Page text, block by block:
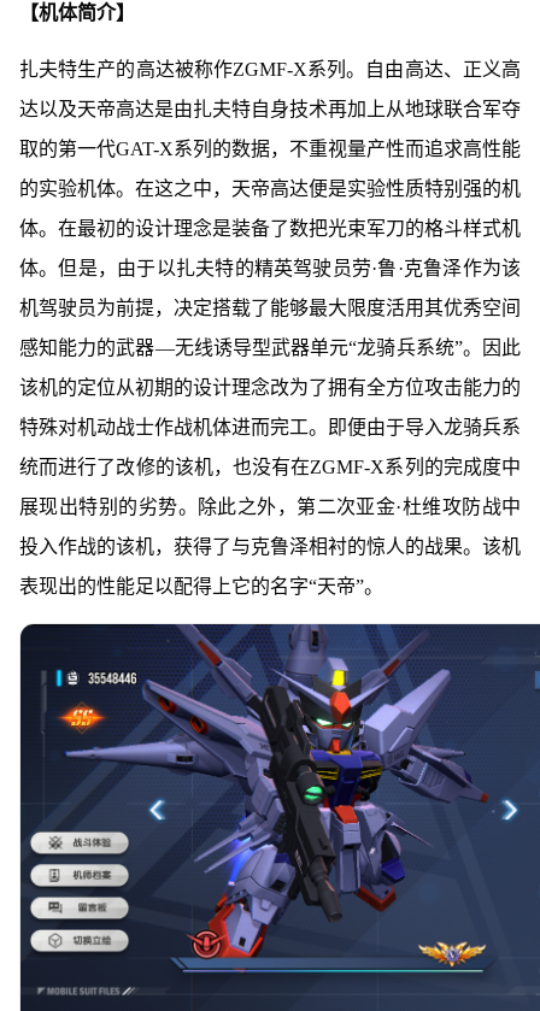
【机体简介】
扎夫特生产的高达被称作ZGMF-X系列。自由高达、正义高
达以及天帝高达是由扎夫特自身技术再加上从地球联合军夺
取的第一代GAT-X系列的数据，不重视量产性而追求高性能
的实验机体。在这之中，天帝高达便是实验性质特别强的机
体。在最初的设计理念是装备了数把光束军刀的格斗样式机
体。但是，由于以扎夫特的精英驾驶员劳·鲁·克鲁泽作为该
机驾驶员为前提，决定搭载了能够最大限度活用其优秀空间
感知能力的武器—无线诱导型武器单元“龙骑兵系统”。因此
该机的定位从初期的设计理念改为了拥有全方位攻击能力的
特殊对机动战士作战机体进而完工。即便由于导入龙骑兵系
统而进行了改修的该机，也没有在ZGMF-X系列的完成度中
展现出特别的劣势。除此之外，第二次亚金·杜维攻防战中
投入作战的该机，获得了与克鲁泽相衬的惊人的战果。该机
表现出的性能足以配得上它的名字“天帝”。